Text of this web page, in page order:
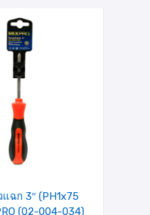
รายการ
สินค้าที่
ชอบ
ฉก 3″ (PH1x75
(02-004-034)